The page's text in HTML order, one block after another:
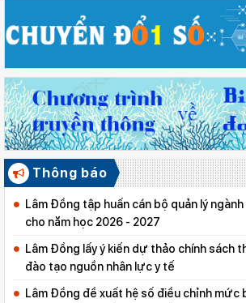
Thông báo
Lâm Đồng tập huấn cán bộ quản lý
cho năm học 2026 - 2027
Lâm Đồng lấy ý kiến dự thảo chính sách
đào tạo nguồn nhân lực y tế
Lâm Đồng đề xuất hệ số điều chỉnh mức